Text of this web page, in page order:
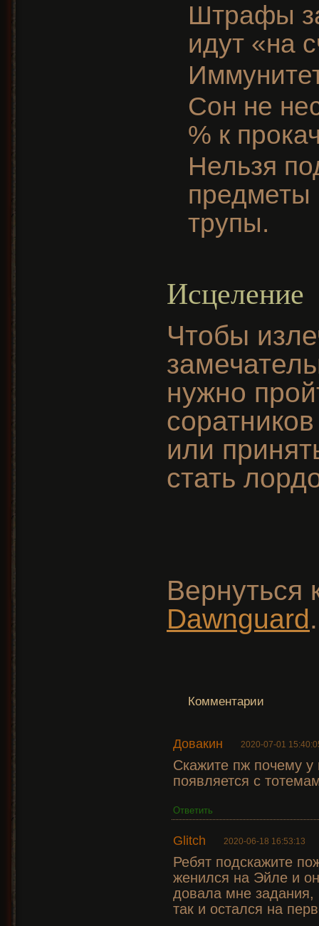
Штрафы
идут «на
Сон не
% к
Нельзя
предметы
трупы.
Исцеление
Чтобы
нужно
или
стать
Вернуться
Dawnguard.
Комментарии
Довакин 2020-07-01
Скажите пж почему у
появляется с
Ответить
Glitch 2020-06-18 16:53:13
Ребят подскажите
женился на Эйле и
довала мне
так и остался на